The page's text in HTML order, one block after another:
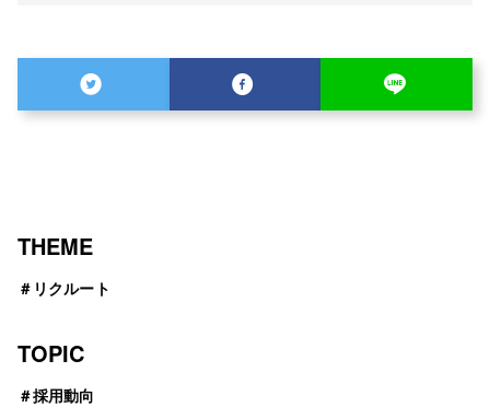
THEME
＃ リクルート
TOPIC
＃採用動向